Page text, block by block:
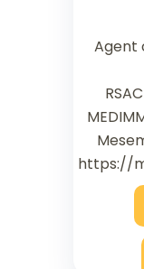
Agent
https://